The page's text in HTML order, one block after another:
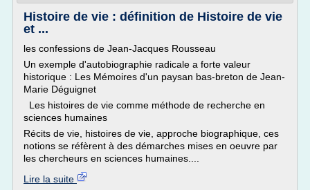
Histoire de vie : définition de Histoire de vie
et ...
les confessions de Jean-Jacques Rousseau
Un exemple d'autobiographie radicale a forte valeur
historique : Les Mémoires d'un paysan bas-breton de Jean-
Marie Déguignet
Les histoires de vie comme méthode de recherche en
sciences humaines
Récits de vie, histoires de vie, approche biographique, ces
notions se réfèrent à des démarches mises en oeuvre par
les chercheurs en sciences humaines....
Lire la suite